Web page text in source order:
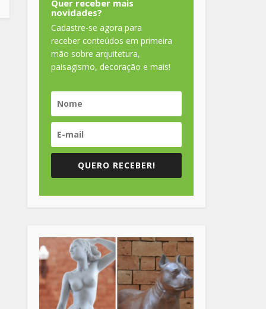
Quer receber mais
novidades?
Cadastre-se agora para
receber conteúdos em primeira
mão sobre arquitetura,
paisagismo, decoração e mais!
QUERO RECEBER!